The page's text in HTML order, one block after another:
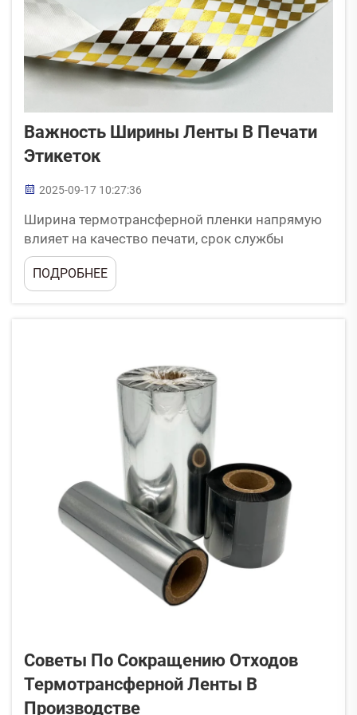
Важность Ширины Ленты В Печати
Этикеток
2025-09-17 10:27:36
Ширина термотрансферной пленки напрямую
влияет на качество печати, срок службы
оборудования и эксплуатационные расходы в
принтерах штрих-кодов. Правильный подбор
размера обеспечивает точную передачу чернил
ПОДРОБНЕЕ
Советы По Сокращению Отходов
Термотрансферной Ленты В
Производстве